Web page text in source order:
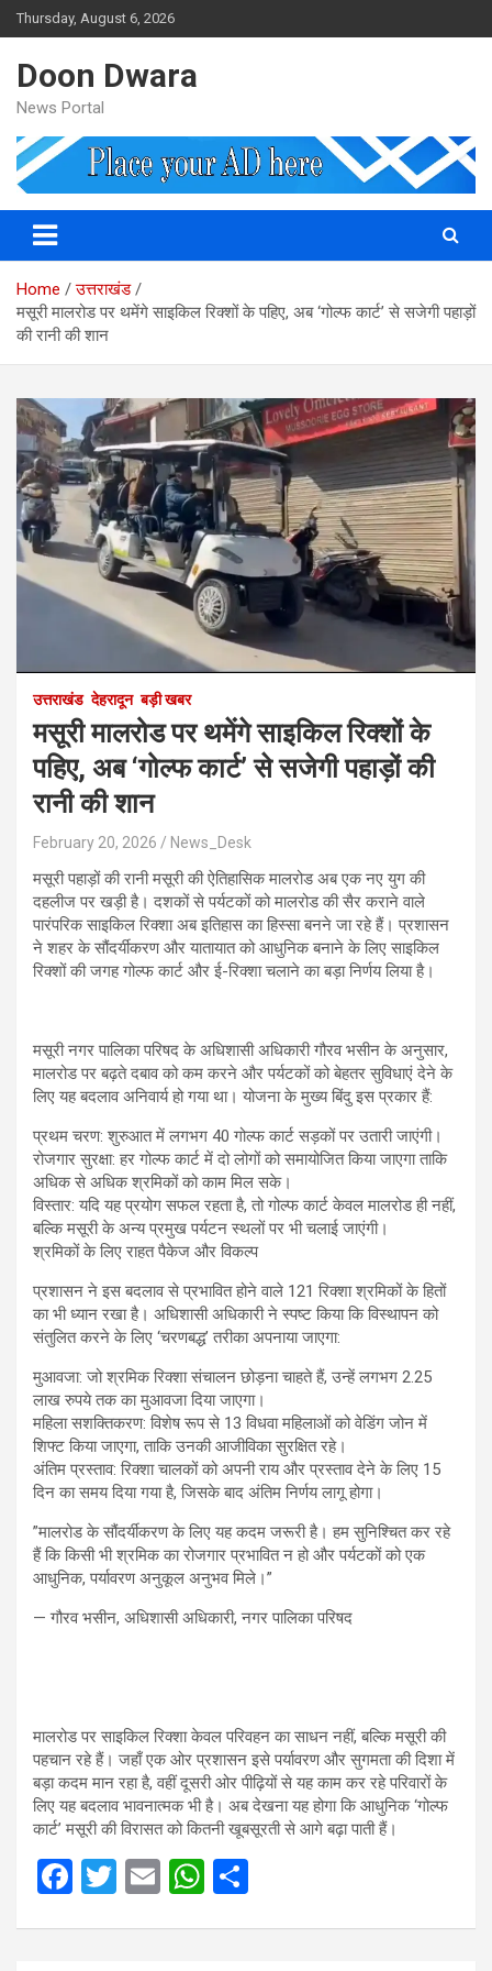
Skip
to
Thursday, August 6, 2026
Doon Dwara
News Portal
Home
उत्तराखंड
मसूरी मालरोड पर थमेंगे साइकिल रिक्शों के पहिए, अब ‘गोल्फ कार्ट’ से सजेगी पहाड़ों
की रानी की शान
उत्तराखंड देहरादून बड़ी खबर
मसूरी मालरोड पर थमेंगे साइकिल रिक्शों के
पहिए, अब ‘गोल्फ कार्ट’ से सजेगी पहाड़ों की
रानी की शान
February 20, 2026 News_Desk
मसूरी पहाड़ों की रानी मसूरी की ऐतिहासिक मालरोड अब एक नए युग की
दहलीज पर खड़ी है। दशकों से पर्यटकों को मालरोड की सैर कराने वाले
पारंपरिक साइकिल रिक्शा अब इतिहास का हिस्सा बनने जा रहे हैं। प्रशासन
ने शहर के सौंदर्यीकरण और यातायात को आधुनिक बनाने के लिए साइकिल
रिक्शों की जगह गोल्फ कार्ट और ई-रिक्शा चलाने का बड़ा निर्णय लिया है।
​मसूरी नगर पालिका परिषद के अधिशासी अधिकारी गौरव भसीन के अनुसार,
मालरोड पर बढ़ते दबाव को कम करने और पर्यटकों को बेहतर सुविधाएं देने के
लिए यह बदलाव अनिवार्य हो गया था। योजना के मुख्य बिंदु इस प्रकार हैं:
​प्रथम चरण: शुरुआत में लगभग 40 गोल्फ कार्ट सड़कों पर उतारी जाएंगी।
​रोजगार सुरक्षा: हर गोल्फ कार्ट में दो लोगों को समायोजित किया जाएगा ताकि
अधिक से अधिक श्रमिकों को काम मिल सके।
​विस्तार: यदि यह प्रयोग सफल रहता है, तो गोल्फ कार्ट केवल मालरोड ही नहीं,
बल्कि मसूरी के अन्य प्रमुख पर्यटन स्थलों पर भी चलाई जाएंगी।
​श्रमिकों के लिए राहत पैकेज और विकल्प
​प्रशासन ने इस बदलाव से प्रभावित होने वाले 121 रिक्शा श्रमिकों के हितों
का भी ध्यान रखा है। अधिशासी अधिकारी ने स्पष्ट किया कि विस्थापन को
संतुलित करने के लिए ‘चरणबद्ध’ तरीका अपनाया जाएगा:
​मुआवजा: जो श्रमिक रिक्शा संचालन छोड़ना चाहते हैं, उन्हें लगभग 2.25
लाख रुपये तक का मुआवजा दिया जाएगा।
​महिला सशक्तिकरण: विशेष रूप से 13 विधवा महिलाओं को वेडिंग जोन में
शिफ्ट किया जाएगा, ताकि उनकी आजीविका सुरक्षित रहे।
​अंतिम प्रस्ताव: रिक्शा चालकों को अपनी राय और प्रस्ताव देने के लिए 15
दिन का समय दिया गया है, जिसके बाद अंतिम निर्णय लागू होगा।
​”मालरोड के सौंदर्यीकरण के लिए यह कदम जरूरी है। हम सुनिश्चित कर रहे
हैं कि किसी भी श्रमिक का रोजगार प्रभावित न हो और पर्यटकों को एक
आधुनिक, पर्यावरण अनुकूल अनुभव मिले।”
— गौरव भसीन, अधिशासी अधिकारी, नगर पालिका परिषद
​मालरोड पर साइकिल रिक्शा केवल परिवहन का साधन नहीं, बल्कि मसूरी की
पहचान रहे हैं। जहाँ एक ओर प्रशासन इसे पर्यावरण और सुगमता की दिशा में
बड़ा कदम मान रहा है, वहीं दूसरी ओर पीढ़ियों से यह काम कर रहे परिवारों के
लिए यह बदलाव भावनात्मक भी है। अब देखना यह होगा कि आधुनिक ‘गोल्फ
कार्ट’ मसूरी की विरासत को कितनी खूबसूरती से आगे बढ़ा पाती हैं।
F
T
E
W